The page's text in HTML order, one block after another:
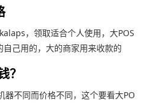
，领取适合个人使用，大POS
己用的，大的商家用来收款的
？
器不同而价格不同，这个要看大PO